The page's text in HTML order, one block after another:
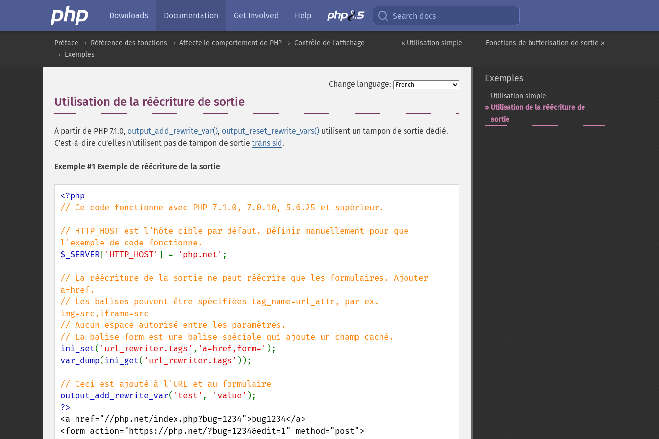
Downloads Documentation Get Involved Help Search docs
Fonctions de bufferisation de sortie »
« Utilisation simple
Préface Référence des fonctions Affecte le comportement de PHP
Contrôle de l'affichage
Exemples
Change language:
Utilisation de la réécriture de sortie
À partir de PHP 7.1.0, output_add_rewrite_var(), output_reset_rewrite_vars() utilisent un tampon de sortie dédié.
C'est-à-dire qu'elles n'utilisent pas de tampon de sortie trans sid.
Exemple #1 Exemple de réécriture de la sortie
// Ce code fonctionne avec PHP 7.1.0, 7.0.10, 5.6.25 et supérieur.
// HTTP_HOST est l'hôte cible par défaut. Définir manuellement pour que
$_SERVER[ 'HTTP_HOST' ] = 'php.net' ;
// La réécriture de la sortie ne peut réécrire que les formulaires. Ajouter
a=href.
// Les balises peuvent être spécifiées tag_name=url_attr, par ex.
img=src,iframe=src
// Aucun espace autorisé entre les paramètres.
ini_set( 'url_rewriter.tags' , 'a=href,form='
var_dump( ini_get( 'url_rewriter.tags' ));
output_add_rewrite_var( 'test' , 'value'
<a href="//php.net/index.php?bug=1234">bug1234</a>
<form action="https://php.net/?bug=1234&edit=1" method="post">
Exemples
Utilisation simple
Utilisation de la réécriture de
sortie